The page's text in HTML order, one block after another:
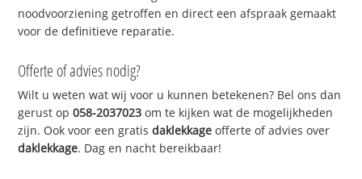
noodvoorziening getroffen en direct een afspraak gemaakt
voor de definitieve reparatie.
Offerte of advies nodig?
Wilt u weten wat wij voor u kunnen betekenen? Bel ons dan
gerust op058-2037023 om te kijken wat de mogelijkheden
zijn. Ook voor een gratisdaklekkage offerte of advies over
daklekkage. Dag en nacht bereikbaar!